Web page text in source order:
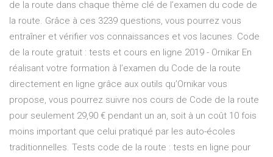
de la route dans chaque thème clé de l’examen du code de
la route. Grâce à ces 3239 questions, vous pourrez vous
entraîner et vérifier vos connaissances et vos lacunes. Code
de la route gratuit : tests et cours en ligne 2019 - Ornikar En
réalisant votre formation à l’examen du Code de la route
directement en ligne grâce aux outils qu’Ornikar vous
propose, vous pourrez suivre nos cours de Code de la route
pour seulement 29,90 € pendant un an, soit à un coût 10 fois
moins important que celui pratiqué par les auto-écoles
traditionnelles. Tests code de la route : tests en ligne pour